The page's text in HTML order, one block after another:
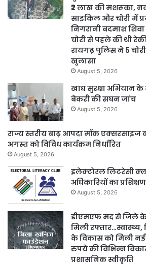
₹2 लाख की मशरूका,
साइकिल और चोरी में
निगरानी बदमाश
चोरी से पहले की थी
रायगढ़ पुलिस ने 5
खुलासा
August 5, 2026
खाद्य सुरक्षा अभियान
बेकरी की सघन जांच
August 5, 2026
राज्य स्तरीय बाढ़ आपदा मॉक एक्सरसाइज
अगस्त को विविध कार्यक्रम निर्धारित
August 5, 2026
इलेक्टोरल लिटरेसी
अधिकारियों का
August 5, 2026
डीएमएफ मद से जिले के
मिली
के विकास को मिली नई
रुपये की विभिन्न
प्रशासनिक स्वीकृति